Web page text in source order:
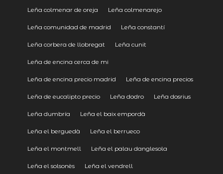
Leña colmenar de oreja Leña colmenarejo
Leña comunidad de madrid Leña constantí
Leña corbera de llobregat Leña cunit
Leña de encina cerca de mi
Leña de encina precio madrid Leña de encina precios
Leña de eucalipto precio Leña dodro Leña dosrius
Leña dumbría Leña el baix empordà
Leña el berguedà Leña el berrueco
Leña el montmell Leña el palau danglesola
Leña el solsonès Leña el vendrell